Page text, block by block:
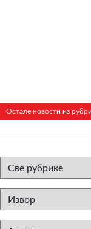
Остале новости из